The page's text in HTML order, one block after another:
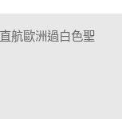
航歐洲過白色聖